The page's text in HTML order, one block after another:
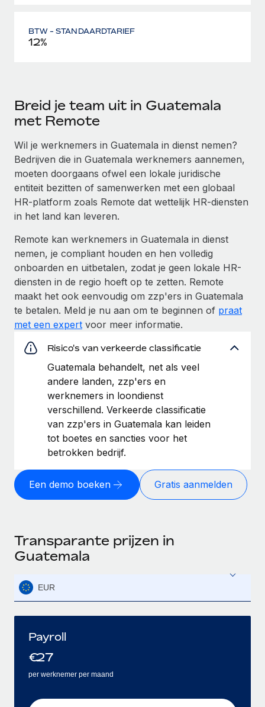
BTW - STANDAARDTARIEF
12%
Breid je team uit in Guatemala
met Remote
Wil je werknemers in Guatemala in dienst nemen?
Bedrijven die in Guatemala werknemers aannemen,
moeten doorgaans ofwel een lokale juridische
entiteit bezitten of samenwerken met een globaal
HR-platform zoals Remote dat wettelijk HR-diensten
in het land kan leveren.
Remote kan werknemers in Guatemala in dienst
nemen, je compliant houden en hen volledig
onboarden en uitbetalen, zodat je geen lokale HR-
diensten in de regio hoeft op te zetten. Remote
maakt het ook eenvoudig om zzp'ers in Guatemala
te betalen. Meld je nu aan om te beginnen of praat
met een expert voor meer informatie.
Risico's van verkeerde classificatie
Guatemala behandelt, net als veel
andere landen, zzp'ers en
werknemers in loondienst
verschillend. Verkeerde classificatie
van zzp'ers in Guatemala kan leiden
tot boetes en sancties voor het
betrokken bedrijf.
Een demo boeken Gratis aanmelden
Transparante prijzen in
Guatemala
EUR
Payroll
€27
per werknemer per maand